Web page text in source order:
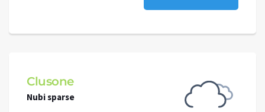
Clusone
Nubi sparse